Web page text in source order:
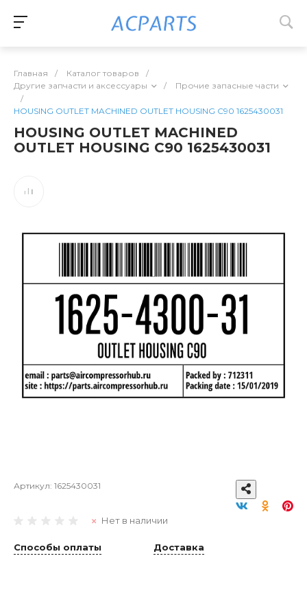
Главная / Каталог товаров
/
Другие запчасти и аксессуары
/
Прочие запасные части
/
HOUSING OUTLET MACHINED OUTLET HOUSING C90 1625430031
HOUSING OUTLET MACHINED
OUTLET HOUSING C90 1625430031
Артикул: 1625430031
Нет в наличии
Способы оплаты Доставка